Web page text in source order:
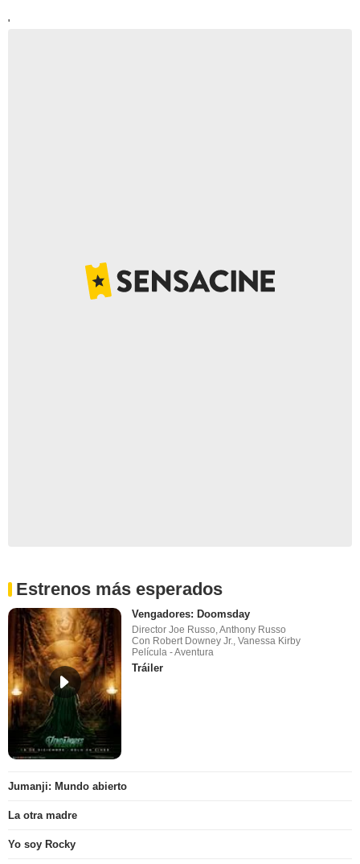
'
Estrenos más esperados
Vengadores: Doomsday
Director Joe Russo, Anthony Russo
Con Robert Downey Jr., Vanessa Kirby
Película - Aventura
Tráiler
Jumanji: Mundo abierto
La otra madre
Yo soy Rocky